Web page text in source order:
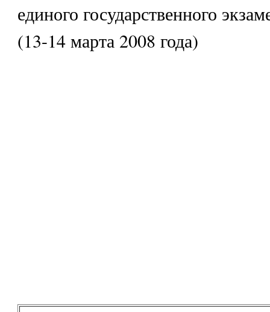
единого государственного
(13-14 марта 2008 года)